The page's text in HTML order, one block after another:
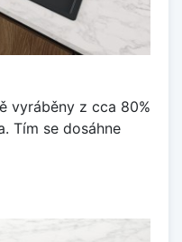
vyráběny z cca 80%
Tím se dosáhne